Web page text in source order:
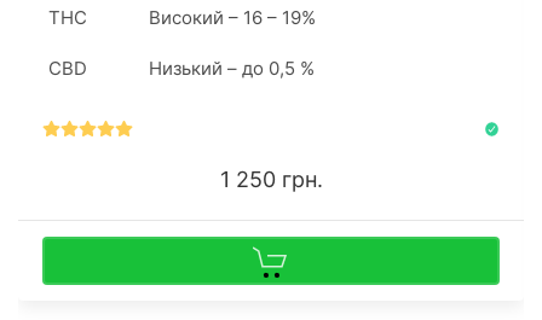
вирішують купити насіння конопель, якщо хочуть
THC Високий – 16 – 19%
CBD Низький – до 0,5 %
1 250 грн.